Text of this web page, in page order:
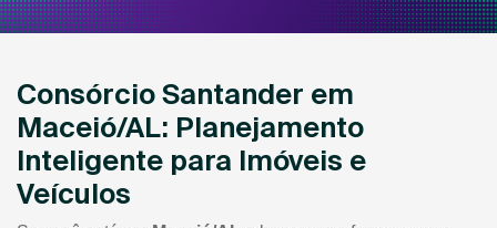
Consórcio Santander em
Maceió/AL: Planejamento
Inteligente para Imóveis e
Veículos